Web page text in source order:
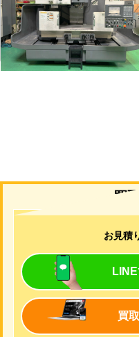
メーカー オークマ
形 式 MILLAC-561V
年 式2006
買
お見積
買